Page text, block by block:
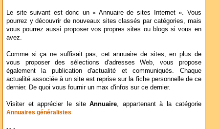
Le site suivant est donc un « Annuaire de sites Internet ». Vous
pourrez y découvrir de nouveaux sites classés par catégories, mais
vous pourrez aussi proposer vos propres sites ou blogs si vous en
avez.
Comme si ça ne suffisait pas, cet annuaire de sites, en plus de
vous proposer des sélections d'adresses Web, vous propose
également la publication d'actualité et communiqués. Chaque
actualité associée à un site est reprise sur la fiche personnelle de ce
dernier. De quoi vous fournir un max d'infos sur ce dernier.
Visiter et apprécier le siteAnnuaire, appartenant à la catégorie
Annuaires généralistes